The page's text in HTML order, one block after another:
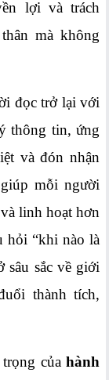
lợi và trách
mà không
đọc trở lại với
thông tin, ứng
và đón nhận
mỗi người
linh hoạt hơn
hỏi “khi nào là
sâu sắc về giới
thành tích,
của hành